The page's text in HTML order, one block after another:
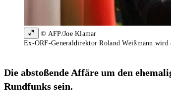
© AFP/Joe Klamar
Ex-ORF-Generaldirektor Roland Weißmann
Die abstoßende Affäre um den
Rundfunks sein.